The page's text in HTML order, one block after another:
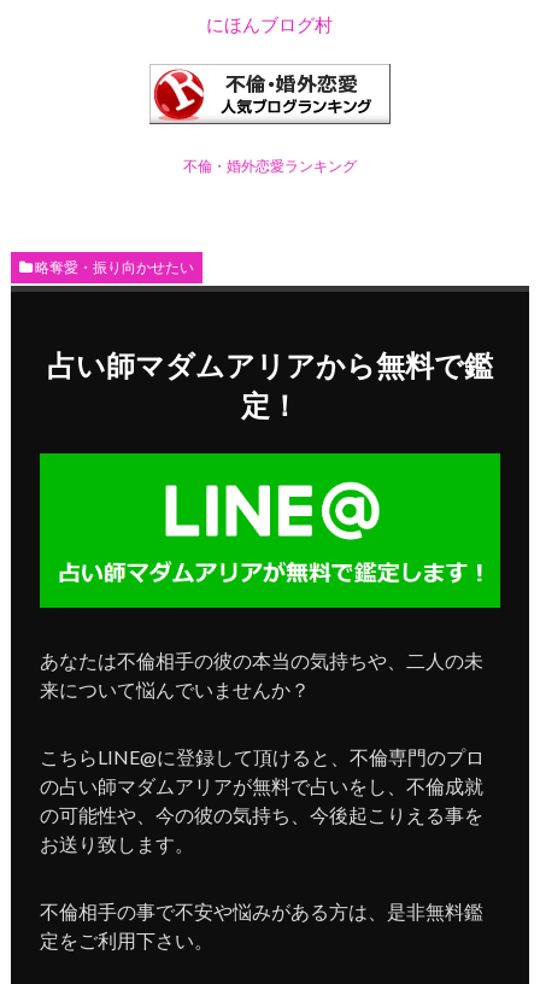
にほんブログ村
不倫・婚外恋愛ランキング
略奪愛・振り向かせたい
占い師マダムアリアから無料で鑑
定！
あなたは不倫相手の彼の本当の気持ちや、二人の未
来について悩んでいませんか？
こちらLINE@に登録して頂けると、不倫専門のプロ
の占い師マダムアリアが無料で占いをし、不倫成就
の可能性や、今の彼の気持ち、今後起こりえる事を
お送り致します。
不倫相手の事で不安や悩みがある方は、是非無料鑑
定をご利用下さい。